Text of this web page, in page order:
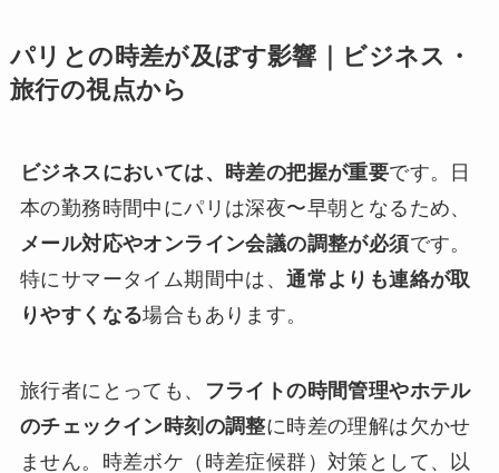
パリとの時差が及ぼす影響｜ビジネス・
旅行の視点から
ビジネスにおいては、時差の把握が重要です。日
本の勤務時間中にパリは深夜〜早朝となるため、
メール対応やオンライン会議の調整が必須です。
特にサマータイム期間中は、通常よりも連絡が取
りやすくなる場合もあります。
旅行者にとっても、
フライトの時間管理やホテル
のチェックイン時刻の調整に時差の理解は欠かせ
ません。時差ボケ（時差症候群）対策として、以